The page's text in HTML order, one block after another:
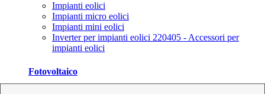
Impianti eolici
Impianti micro eolici
Impianti mini eolici
Inverter per impianti eolici 220405 - Accessori per
impianti eolici
Fotovoltaico